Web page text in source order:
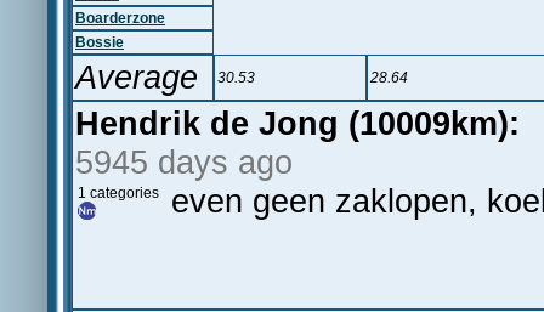
Boarderzone
Bossie
Average 30.53 28.64
Hendrik de Jong (10009km):
5945 days ago
1 categories even geen zaklopen,